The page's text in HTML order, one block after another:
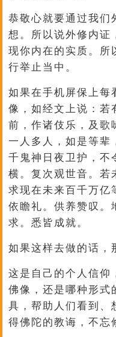
恭敬心就要通过我们
想。所以说外修内证
现你内在的实质。所
行举止当中。
如果在手机屏保上每
像，如经文上说：若
前，作诸伎乐，及歌
一人多人，如是等辈
千鬼神日夜卫护，不
横。复次观世音。若
求现在未来百千万亿
依瞻礼。供养赞叹。
求。悉皆成就。
如果这样去做的话，
这是自己的个人信仰
佛像，还是哪种形式
具，帮助人们看到、
得佛陀的教诲，不忘